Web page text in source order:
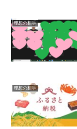
理想の相手
理想の相手